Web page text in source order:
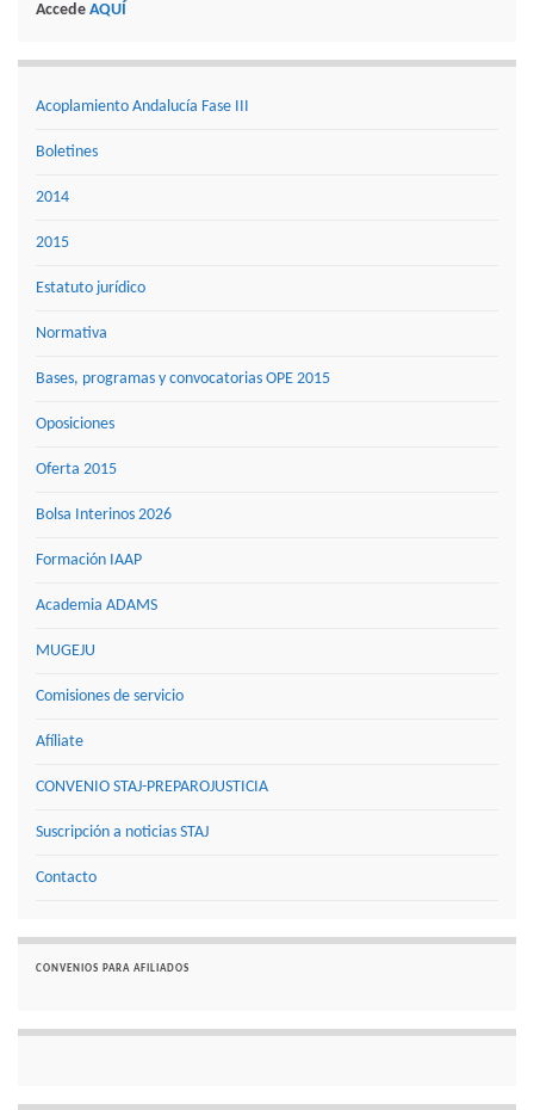
Accede AQUÍ
Acoplamiento Andalucía Fase III
Boletines
2014
2015
Estatuto jurídico
Normativa
Bases, programas y convocatorias OPE 2015
Oposiciones
Oferta 2015
Bolsa Interinos 2026
Formación IAAP
Academia ADAMS
MUGEJU
Comisiones de servicio
Afíliate
CONVENIO STAJ-PREPAROJUSTICIA
Suscripción a noticias STAJ
Contacto
CONVENIOS PARA AFILIADOS